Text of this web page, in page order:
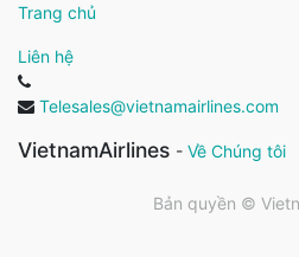
Trang chủ
Liên hệ
Telesales@vietnamairlines.com
VietnamAirlines - Về Chúng tôi
Bản quyền ©